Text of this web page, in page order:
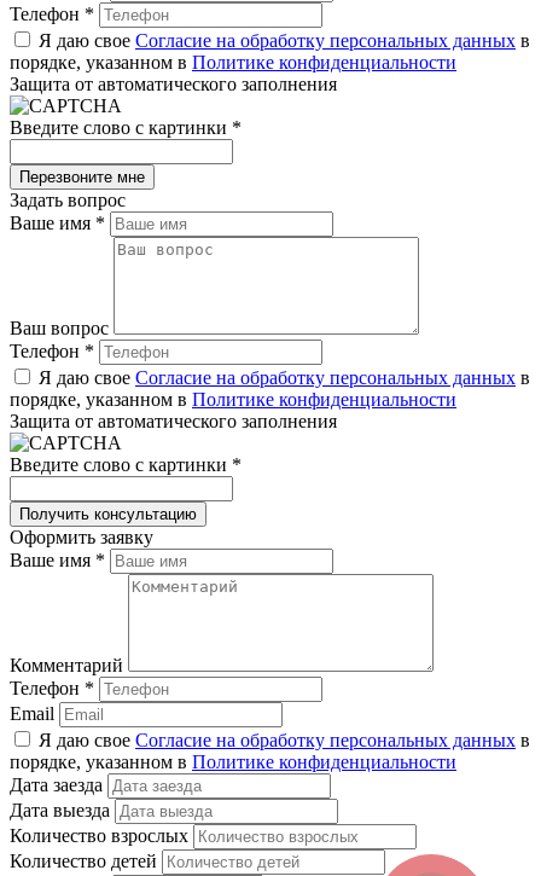
Телефон *
Я даю свое Согласие на обработку персональных данных в
порядке, указанном в Политике конфиденциальности
Защита от автоматического заполнения
Введите слово с картинки *
Задать вопрос
Ваше имя *
Ваш вопрос
Телефон *
Я даю свое Согласие на обработку персональных данных в
порядке, указанном в Политике конфиденциальности
Защита от автоматического заполнения
Введите слово с картинки *
Оформить заявку
Ваше имя *
Комментарий
Телефон *
Email
Я даю свое Согласие на обработку персональных данных в
порядке, указанном в Политике конфиденциальности
Дата заезда
Дата выезда
Количество взрослых
Количество детей